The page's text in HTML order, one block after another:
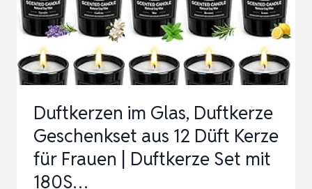
Duftkerzen im Glas, Duftkerze
Geschenkset aus 12 Düft Kerze
für Frauen | Duftkerze Set mit
180S…